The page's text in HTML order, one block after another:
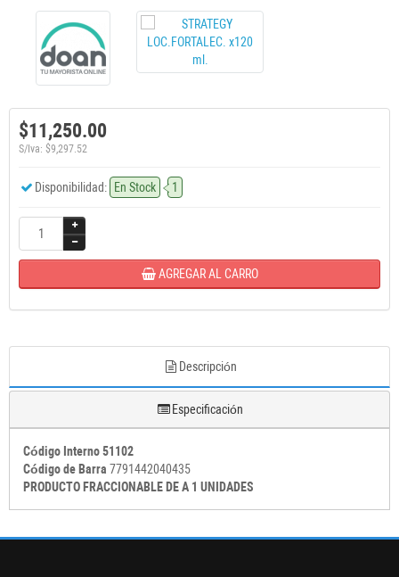
$11,250.00
S/Iva: $9,297.52
Disponibilidad: En Stock 1
AGREGAR AL CARRO
Descripción
Especificación
Código Interno 51102
Código de Barra 7791442040435
PRODUCTO FRACCIONABLE DE A 1 UNIDADES